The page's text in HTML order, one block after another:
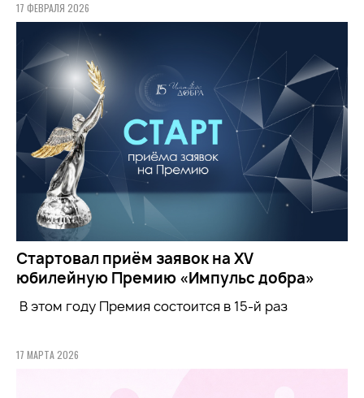
17 ФЕВРАЛЯ 2026
Стартовал приём заявок на XV
юбилейную Премию «Импульс добра»
В этом году Премия состоится в 15-й раз
17 МАРТА 2026